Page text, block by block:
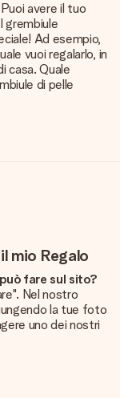
avere il tuo
grembiule
Ad esempio,
vuoi regalarlo, in
casa. Quale
di pelle
mio Regalo
fare sul sito?
Nel nostro
la tue foto
uno dei nostri